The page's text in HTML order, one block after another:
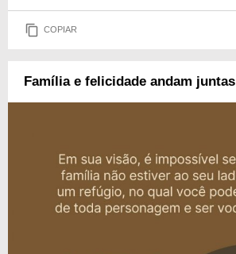
COPIAR
Família e felicidade andam juntas